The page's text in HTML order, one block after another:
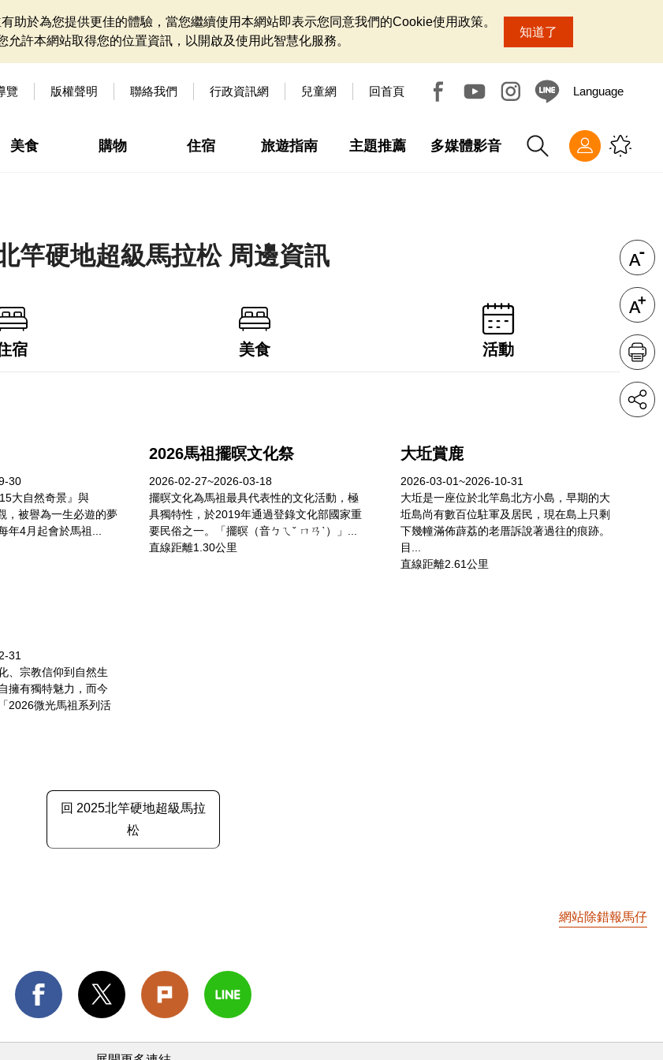
助於為您提供更佳的體驗，當您繼續使用本網站即表示您同意我們的Cookie使用政策。
許本網站取得您的位置資訊，以開啟及使用此智慧化服務。
知道了
覽 版權聲明 聯絡我們 行政資訊網 兒童網 回首頁 Language
美食 購物 住宿 旅遊指南 主題推薦 多媒體影音
竿硬地超級馬拉松 周邊資訊
宿 美食 活動
30
大自然奇景』與
，被譽為一生必遊的夢
年4月起會於馬祖...
2026馬祖擺暝文化祭
2026-02-27~2026-03-18
擺暝文化為馬祖最具代表性的文化活動，極
具獨特性，於2019年通過登錄文化部國家重
要民俗之一。「擺暝（音ㄅㄟˇ ㄇㄢˋ）」...
直線距離1.30公里
大坵賞鹿
2026-03-01~2026-10-31
大坵是一座位於北竿島北方小島，早期的大
坵島尚有數百位駐軍及居民，現在島上只剩
下幾幢滿佈薜荔的老厝訴說著過往的痕跡。
目...
直線距離2.61公里
31
、宗教信仰到自然生
擁有獨特魅力，而今
2026微光馬祖系列活
回 2025北竿硬地超級馬拉
松
網站除錯報馬仔